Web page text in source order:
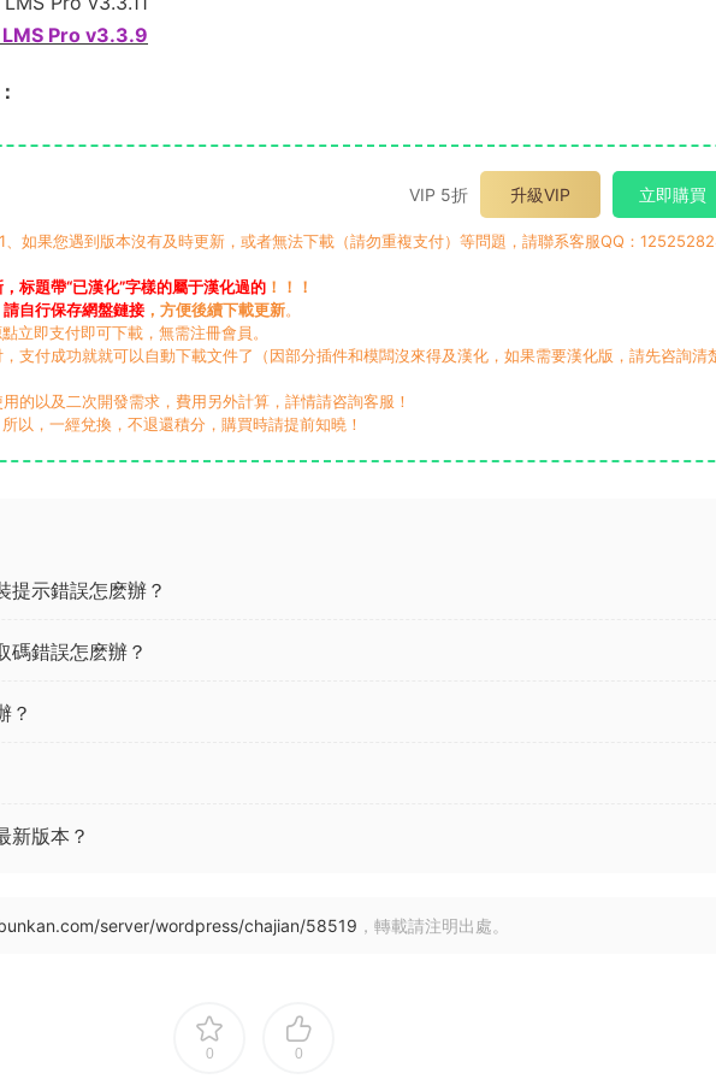
Pro v3.3.9
VIP 5折 升級VIP 立即購買
如果您遇到版本沒有及時更新，或者無法下載（請勿重複支付）等問題，請聯系客服QQ：
标題帶“已漢化”字樣的屬于漢化過的 ！！！
請自行保存網盤鏈接 ，方便後續下載更新。
立即支付即可下載，無需注冊會員。
支付成功就就可以自動下載文件了（因部分插件和模闆沒來得及漢化，如果需要漢化版，請先咨詢清
的以及二次開發需求，費用另外計算，詳情請咨詢客服！
以，一經兌換，不退還積分，購買時請提前知曉！
提示錯誤怎麽辦？
碼錯誤怎麽辦？
？
新版本？
server/wordpress/chajian/58519 ，轉載請注明出處。
0 0